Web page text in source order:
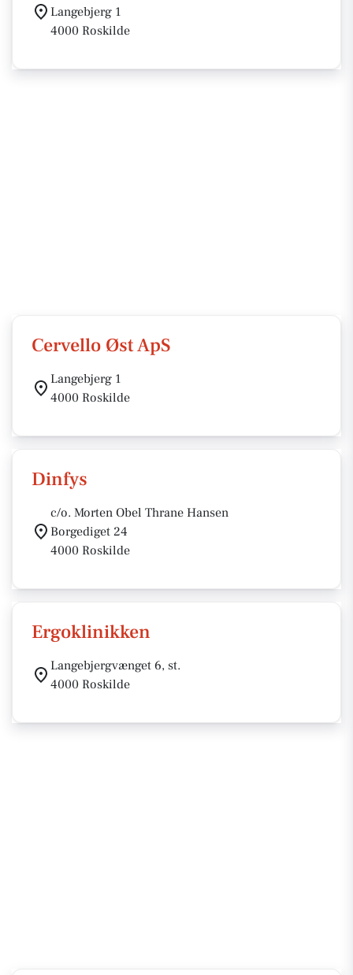
Langebjerg 1
4000 Roskilde
Cervello Øst ApS
Langebjerg 1
4000 Roskilde
Dinfys
c/o. Morten Obel Thrane Hansen
Borgediget 24
4000 Roskilde
Ergoklinikken
Langebjergvænget 6, st.
4000 Roskilde